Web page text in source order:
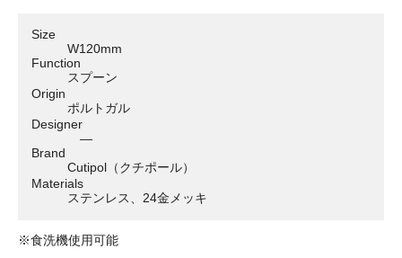
Size
W120mm
Function
スプーン
Origin
ポルトガル
Designer
―
Brand
Cutipol（クチポール）
Materials
ステンレス、24金メッキ
※食洗機使用可能